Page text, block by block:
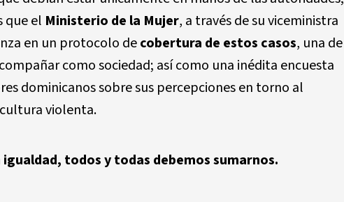
que el Ministerio de la Mujer, a través de su viceministra
en un protocolo decobertura de estos casos, una de
como sociedad; así como una inédita encuesta
dominicanos sobre sus percepciones en torno al
violenta.
igualdad, todos y todas debemos sumarnos.